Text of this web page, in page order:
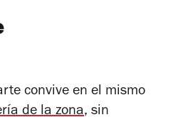
convive en el mismo
de la zona, sin